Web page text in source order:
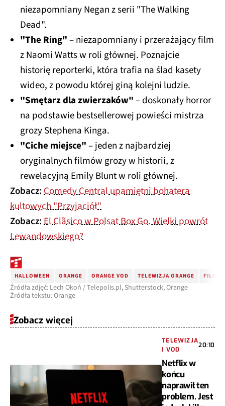
niezapomniany Negan z serii "The Walking
Dead".
"The Ring"– niezapomniany i przerażający film
z Naomi Watts w roli głównej. Poznajcie
historię reporterki, która trafia na ślad kasety
wideo, z powodu której giną kolejni ludzie.
"Smętarz dla zwierzaków"–doskonały horror
na podstawie bestsellerowej powieści mistrza
grozy Stephena Kinga.
"Ciche miejsce"– jeden z najbardziej
oryginalnych filmów grozy w historii, z
rewelacyjną Emily Blunt w roli głównej.
Zobacz: Comedy Central upamiętni bohatera
kultowych "Przyjaciół"
Zobacz: El Clãsico w Polsat Box Go. Wielki powrót
Lewandowskiego?
HALLOWEEN ORANGE ORANGE VOD TELEWIZJA ORANGE FILMY
Źródła zdjęć: Lech Okoń / Telepolis.pl, Shutterstock, Orange
Źródła tekstu: Orange
Zobacz więcej
TELEWIZJA
I VOD
20:10
Netflix w
końcu
naprawił ten
problem. Jest